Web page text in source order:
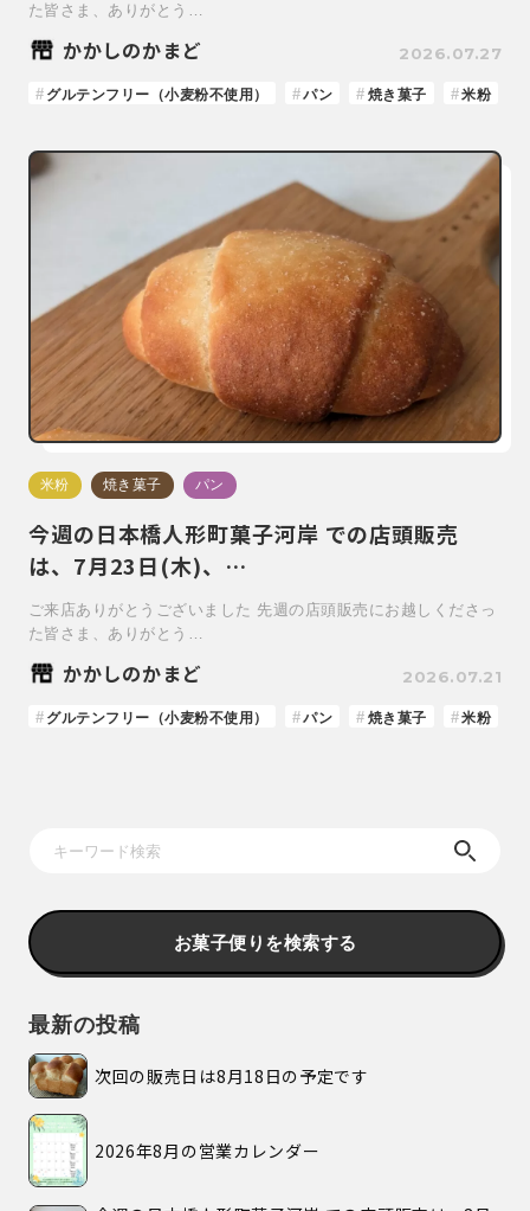
た皆さま、ありがとう…
かかしのかまど 2026.07.27
グルテンフリー（小麦粉不使用） パン 焼き菓子 米粉
米粉 焼き菓子 パン
今週の日本橋人形町菓子河岸 での店頭販売
は、7月23日(木)、…
ご来店ありがとうございました 先週の店頭販売にお越しくださっ
た皆さま、ありがとう…
かかしのかまど 2026.07.21
グルテンフリー（小麦粉不使用） パン 焼き菓子 米粉
お菓子便りを検索する
最新の投稿
次回の販売日は8月18日の予定です
2026年8月の営業カレンダー